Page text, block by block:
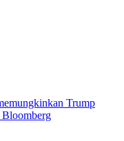
Trump
Bloomberg